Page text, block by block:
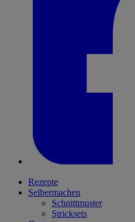
Rezepte
Selbermachen
Schnittmuster
Stricksets